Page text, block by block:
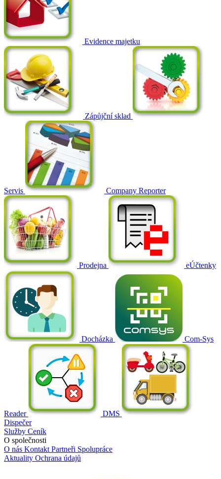
Evidence majetku
Zápůjční sklad
Servis Company Reporter
Prodejna eÚčtenky
Docházka Com-Sys
Reader
DMS
Dispečer
Služby Ceník
O společnosti
O nás Kontakt Partneři Spolupráce
Aktuality Ochrana údajů